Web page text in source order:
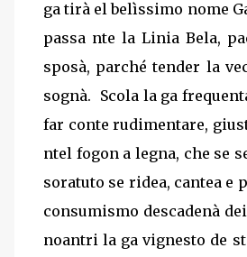
ga tirà el belìssimo nome
passa nte la Linia Bela,
sposà, parché tender la
sognà. Scola la ga
far conte rudimentare,
ntel fogon a legna, che se
soratuto se ridea, cantea
consumismo descadenà
noantri la ga vignesto de